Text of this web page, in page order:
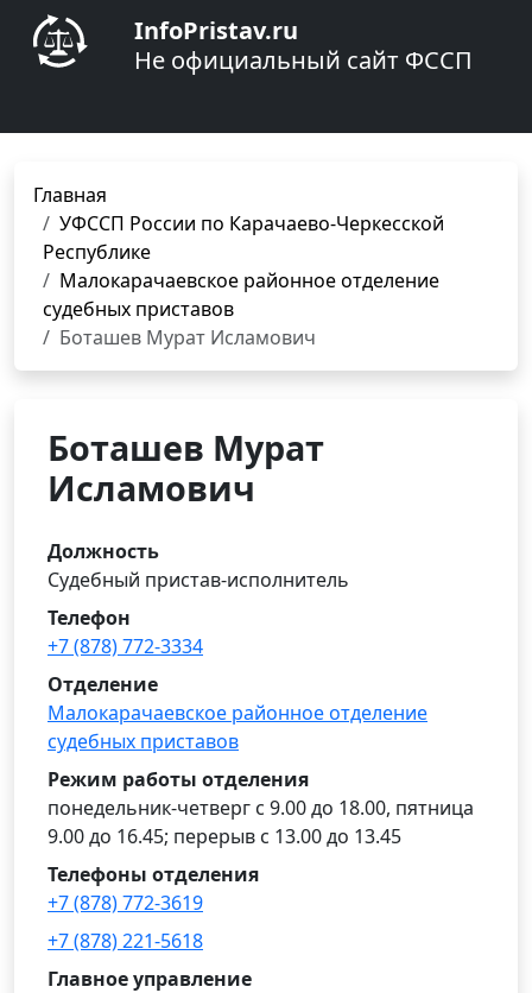
InfoPristav.ru
Не официальный сайт ФССП
Главная
УФССП России по Карачаево-Черкесской
Республике
Малокарачаевское районное отделение
судебных приставов
Боташев Мурат Исламович
Боташев Мурат
Исламович
Должность
Судебный пристав-исполнитель
Телефон
+7 (878) 772-3334
Отделение
Малокарачаевское районное отделение
судебных приставов
Режим работы отделения
понедельник-четверг с 9.00 до 18.00, пятница
9.00 до 16.45; перерыв с 13.00 до 13.45
Телефоны отделения
+7 (878) 772-3619
+7 (878) 221-5618
Главное управление